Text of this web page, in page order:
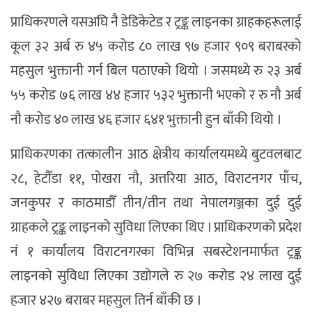
प्राधिकरणले यसअघि नै डेडिकेटेड र ट्रङ्क लाइनका ग्राहकहरूलाई
कूल ३२ अर्ब रु ४५ करोड ८० लाख ९७ हजार ९०९ बराबरको
महसुल भुक्तानी गर्न बिल पठाएको थियो । जसमध्ये रु २३ अर्ब
५५ करोड ७६ लाख ४४ हजार ५३२ भुक्तानी भएको र रु नौ अर्ब
नौ करोड ४० लाख ४६ हजार ६४१ भुक्तानी हुन बाँकी थियो ।
प्राधिकरणका तत्कालीन आठ क्षेत्रीय कार्यालयमध्ये बुटवलबाट
२८, हेटौँडा ११, पोखरा नौ, अत्तरिया आठ, विराटनगर पाँच,
जनकुपर र काठमाडौँ तीन/तीन तथा नेपालगञ्जका दुई दुई
ग्राहकले ट्रङ्क लाइनको सुविधा लिएका थिए । प्राधिकरणको प्रदेश
नं १ कार्यालय विराटनगरका विभिन्न सबस्टेशनमार्फत ट्रङ्क
लाइनको सुविधा लिएका उद्योगले रु २७ करोड २४ लाख दुई
हजार ४२७ बराबर महसुल तिर्न बाँकी छ ।